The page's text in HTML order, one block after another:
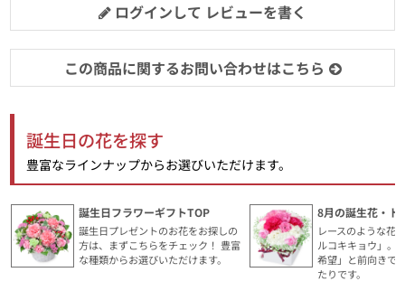
ログインして レビューを書く
この商品に関するお問い合わせはこちら
誕生日の花を探す
豊富なラインナップからお選びいただけます。
誕生日フラワーギフトTOP
誕生日プレゼントのお花をお探しの
方は、まずこちらをチェック！ 豊富
な種類からお選びいただけます。
8月の誕生花・ト
レースのような花
ルコキキョウ」。
希望」と前向きで
たりです。